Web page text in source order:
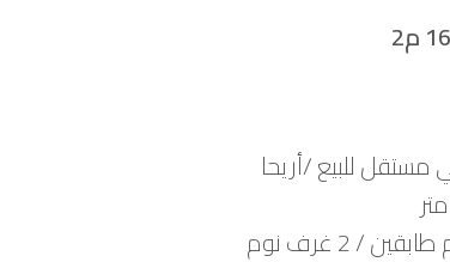
م2
مستقل للبيع /أريحا